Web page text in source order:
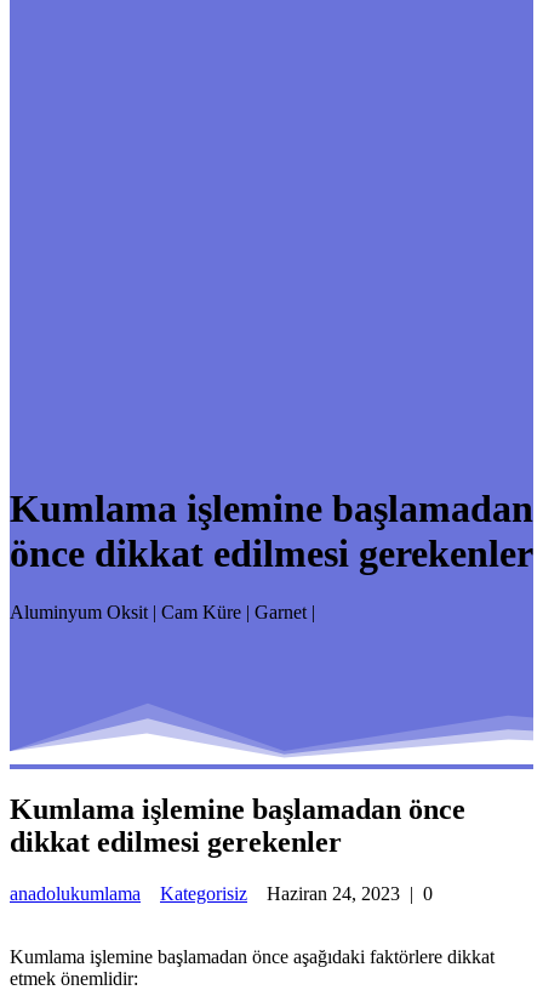
Kumlama işlemine başlamadan
önce dikkat edilmesi gerekenler
Aluminyum Oksit | Cam Küre | Garnet |
Kumlama işlemine başlamadan önce
dikkat edilmesi gerekenler
anadolukumlama Kategorisiz Haziran 24, 2023 | 0
Kumlama işlemine başlamadan önce aşağıdaki faktörlere dikkat
etmek önemlidir: